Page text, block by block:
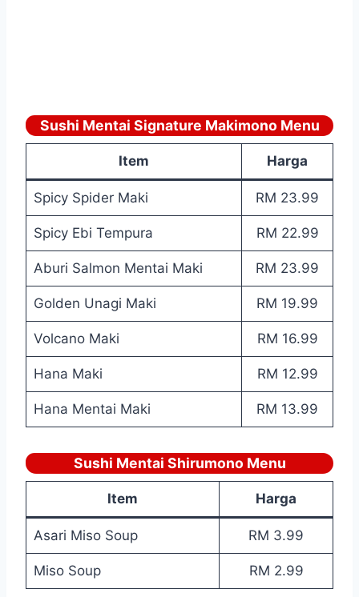
Sushi Mentai Signature Makimono Menu
Item Harga
Spicy Spider Maki RM 23.99
Spicy Ebi Tempura RM 22.99
Aburi Salmon Mentai Maki RM 23.99
Golden Unagi Maki RM 19.99
Volcano Maki RM 16.99
Hana Maki RM 12.99
Hana Mentai Maki RM 13.99
Sushi Mentai Shirumono Menu
Item Harga
Asari Miso Soup RM 3.99
Miso Soup RM 2.99